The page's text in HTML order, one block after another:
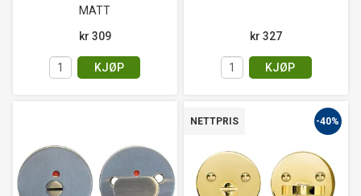
MATT
kr 309
KJØP
kr 327
KJØP
NETTPRIS -40%